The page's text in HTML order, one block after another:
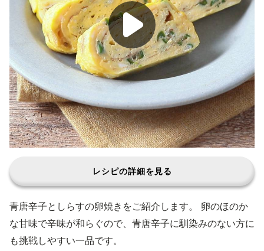
レシピの詳細を見る
青唐辛子としらすの卵焼きをご紹介します。 卵のほのか
な甘味で辛味が和らぐので、青唐辛子に馴染みのない方に
も挑戦しやすい一品です。